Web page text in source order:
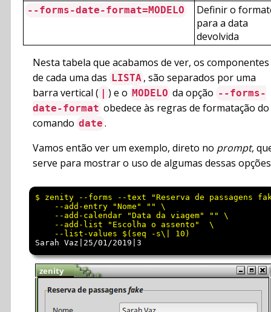
--forms-date-format=MODELO
Definir o
para a data
devolvida
Nesta tabela que acabamos de ver, os componentes
de cada uma das
LISTA , são separados por uma
barra vertical (
) e o MODELO da opção --forms-
date-format obedece às regras de formatação do
comando date .
Vamos então ver um exemplo, direto no prompt,
serve para mostrar o uso de algumas dessas
$ zenity --forms --text "Reserva de passagens
    --add-entry "Nome" "" \
    --add-calendar "Data da viagem" "" \
    --add-list "Escolha o assento"  \
Sarah Vaz|25/01/2019|3